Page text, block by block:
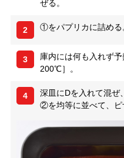
ぜる。
2 ①をパプリカに詰める
3
庫内には何も入れず予
200℃］。
4
深皿にDを入れて混ぜ
②を均等に並べて、ピ